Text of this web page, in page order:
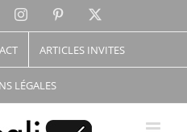
InstagramPinterest
ARTICLES INVITES
LÉGALES